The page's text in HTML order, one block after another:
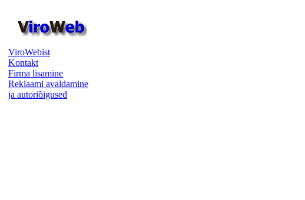
ViroWebist
Kontakt
Firma lisamine
Reklaami avaldamine
ja autoriõigused